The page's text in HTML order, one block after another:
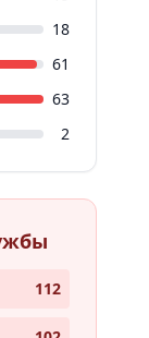
18
61
63
2
112